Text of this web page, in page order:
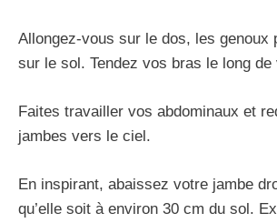
Allongez-vous sur le dos, les genoux
sur le sol. Tendez vos bras le long
Faites travailler vos abdominaux et
jambes vers le ciel.
En inspirant, abaissez votre jambe
qu’elle soit à environ 30 cm du sol.